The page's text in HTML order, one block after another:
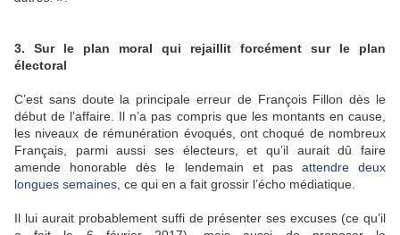
3. Sur le plan moral qui rejaillit forcément sur le plan
électoral
C’est sans doute la principale erreur de François Fillon dès le
début de l’affaire. Il n’a pas compris que les montants en cause,
les niveaux de rémunération évoqués, ont choqué de nombreux
Français, parmi aussi ses électeurs, et qu’il aurait dû faire
amende honorable dès le lendemain et pas attendre deux
longues semaines , ce qui en a fait grossir l’écho médiatique.
Il lui aurait probablement suffi de présenter ses excuses (ce qu’il